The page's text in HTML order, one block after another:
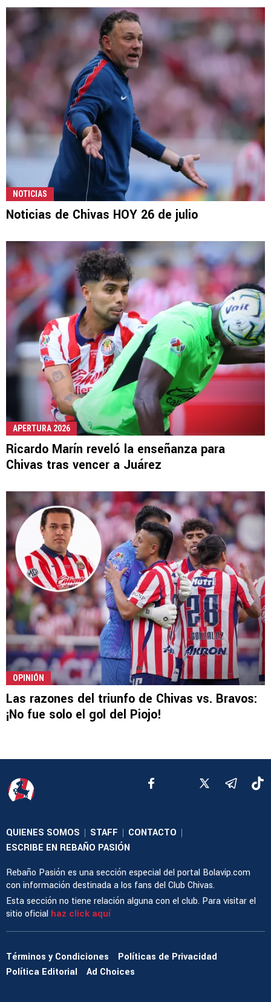
NOTICIAS
Noticias de Chivas HOY 26 de julio
APERTURA 2026
Ricardo Marín reveló la enseñanza para
Chivas tras vencer a Juárez
OPINIÓN
Las razones del triunfo de Chivas vs. Bravos:
¡No fue solo el gol del Piojo!
QUIENES SOMOS | STAFF | CONTACTO |
ESCRIBE EN REBAÑO PASIÓN
Rebaño Pasión es una sección especial del portal Bolavip.com
con información destinada a los fans del Club Chivas.
Esta sección no tiene relación alguna con el club. Para visitar el
sitio oficial haz click aquí
Términos y Condiciones
Políticas de Privacidad
Política Editorial
Ad Choices